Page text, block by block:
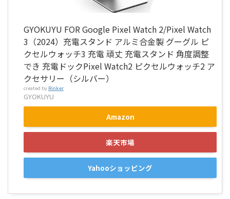
GYOKUYU FOR Google Pixel Watch 2/Pixel Watch
3（2024）充電スタンド アルミ合金製 グーグル ピ
クセルウォッチ3 充電 頑丈 充電スタンド 角度調整
でき 充電ドックPixel Watch2 ピクセルウォッチ2 ア
クセサリー（シルバー）
created by Rinker
GYOKUYU
Amazon
楽天市場
Yahooショッピング